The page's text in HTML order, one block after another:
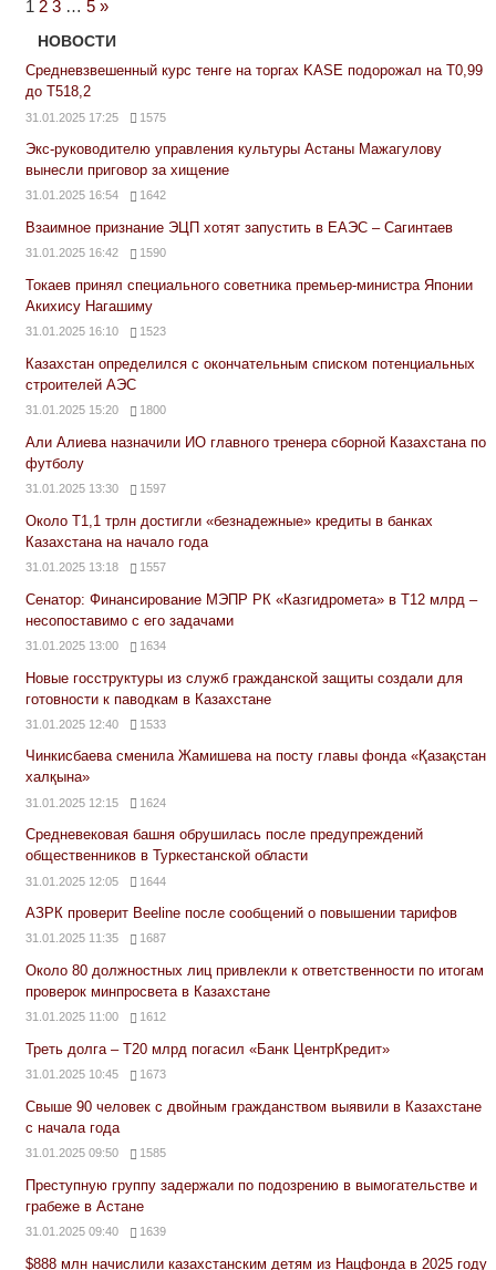
1 2 3 … 5 Next
Posts
»
НОВОСТИ
Средневзвешенный курс тенге на торгах KASE подорожал на Т0,99
до Т518,2
31.01.2025 17:25 1575
Экс-руководителю управления культуры Астаны Мажагулову
вынесли приговор за хищение
31.01.2025 16:54 1642
Взаимное признание ЭЦП хотят запустить в ЕАЭС – Сагинтаев
31.01.2025 16:42 1590
Токаев принял специального советника премьер-министра Японии
Акихису Нагашиму
31.01.2025 16:10 1523
Казахстан определился с окончательным списком потенциальных
строителей АЭС
31.01.2025 15:20 1800
Али Алиева назначили ИО главного тренера сборной Казахстана по
футболу
31.01.2025 13:30 1597
Около Т1,1 трлн достигли «безнадежные» кредиты в банках
Казахстана на начало года
31.01.2025 13:18 1557
Сенатор: Финансирование МЭПР РК «Казгидромета» в Т12 млрд –
несопоставимо с его задачами
31.01.2025 13:00 1634
Новые госструктуры из служб гражданской защиты создали для
готовности к паводкам в Казахстане
31.01.2025 12:40 1533
Чинкисбаева сменила Жамишева на посту главы фонда «Қазақстан
халқына»
31.01.2025 12:15 1624
Средневековая башня обрушилась после предупреждений
общественников в Туркестанской области
31.01.2025 12:05 1644
АЗРК проверит Beeline после сообщений о повышении тарифов
31.01.2025 11:35 1687
Около 80 должностных лиц привлекли к ответственности по итогам
проверок минпросвета в Казахстане
31.01.2025 11:00 1612
Треть долга – Т20 млрд погасил «Банк ЦентрКредит»
31.01.2025 10:45 1673
Свыше 90 человек с двойным гражданством выявили в Казахстане
с начала года
31.01.2025 09:50 1585
Преступную группу задержали по подозрению в вымогательстве и
грабеже в Астане
31.01.2025 09:40 1639
$888 млн начислили казахстанским детям из Нацфонда в 2025 году